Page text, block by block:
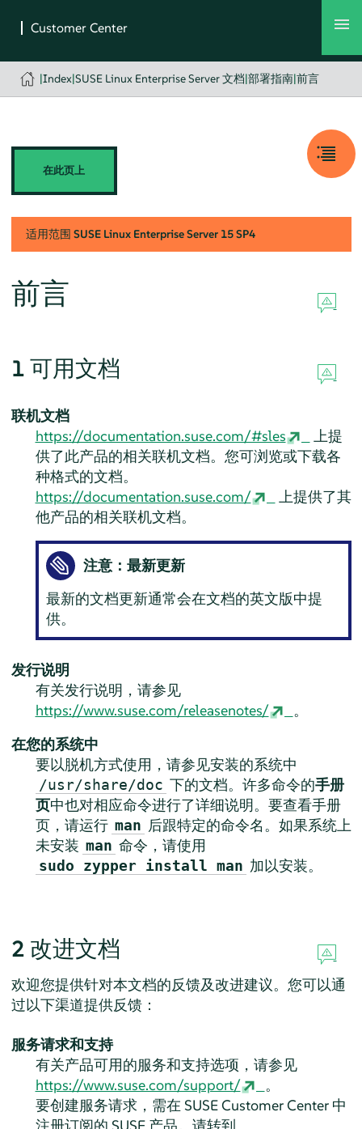
|Index|SUSE Linux Enterprise Server 文档|部署指南|前言
在此页上
适用范围 SUSE Linux Enterprise Server 15 SP4
前言
1 可用文档
联机文档
https://documentation.suse.com/#sles
上提
供了此产品的相关联机文档。您可浏览或下载各
种格式的文档。
https://documentation.suse.com/
上提供了其
他产品的相关联机文档。
注意：最新更新
最新的文档更新通常会在文档的英文版中提
供。
发行说明
有关发行说明，请参见
https://www.suse.com/releasenotes/
。
在您的系统中
要以脱机方式使用，请参见安装的系统中
/usr/share/doc 下的文档。许多命令的手册
页中也对相应命令进行了详细说明。要查看手册
页，请运行 man 后跟特定的命令名。如果系统上
未安装 man 命令，请使用
sudo zypper install man 加以安装。
2 改进文档
欢迎您提供针对本文档的反馈及改进建议。您可以通
过以下渠道提供反馈：
服务请求和支持
有关产品可用的服务和支持选项，请参见
https://www.suse.com/support/
。
要创建服务请求，需在 SUSE Customer Center 中
注册订阅的 SUSE 产品。请转到